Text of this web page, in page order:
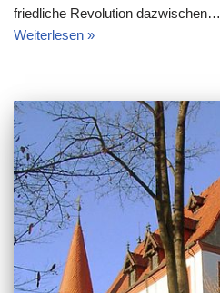
friedliche Revolution dazwischen…
Weiterlesen »